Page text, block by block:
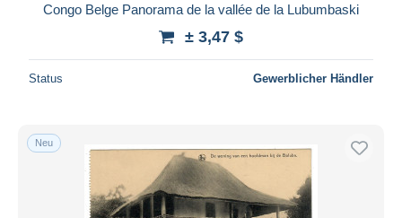
Congo Belge Panorama de la vallée de la Lubumbaski
± 3,47 $
Status Gewerblicher Händler
Neu